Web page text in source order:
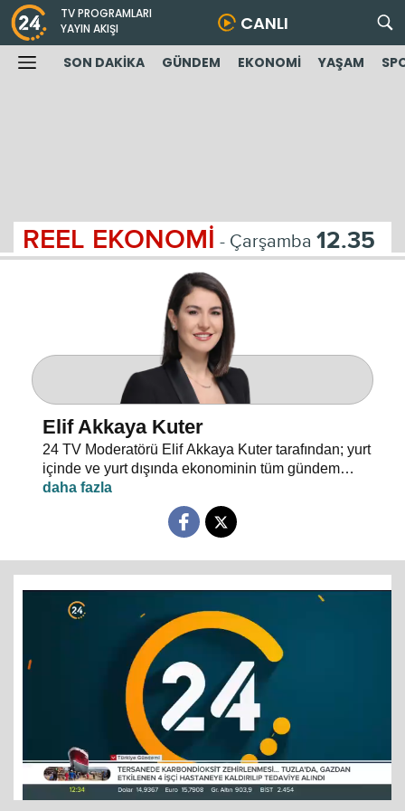
TV PROGRAMLARI
YAYIN AKIŞI
CANLI
SON DAKİKA GÜNDEM EKONOMİ YAŞAM
REEL EKONOMİ - Çarşamba 12.35
Elif Akkaya Kuter
24 TV Moderatörü Elif Akkaya Kuter tarafından; yurt
içinde ve yurt dışında ekonominin tüm gündem
maddeleri ve alanında uzman stüdyo konuklarıyla
sebep sonuç ilişkileri analiz ediliyor.